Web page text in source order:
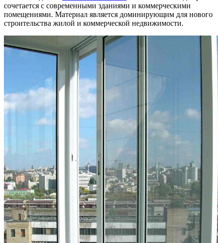
сочетается с современными зданиями и коммерческими
помещениями. Материал является доминирующим для нового
строительства жилой и коммерческой недвижимости.